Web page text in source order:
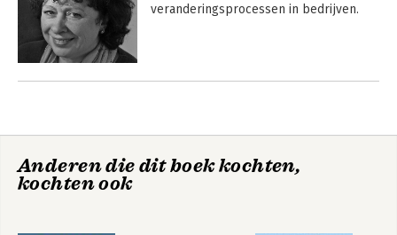
begin bij jezelf
veranderingsprocessen in bedrijven.
Andere boeken door Anne-Lies
Anderen die dit boek kochten,
kochten ook